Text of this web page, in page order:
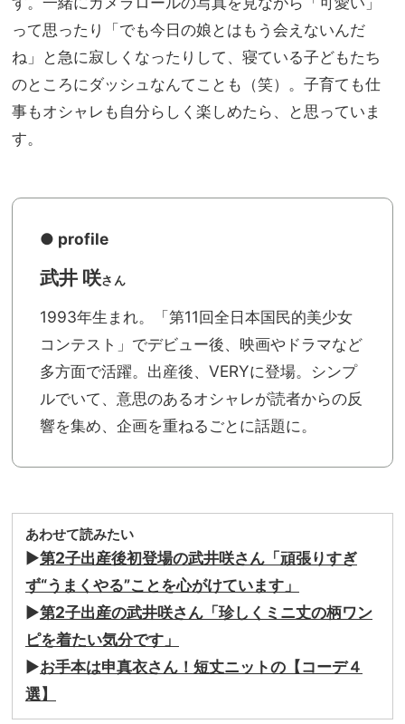
って思ったり「でも今日の娘とはもう会えないんだ
ね」と急に寂しくなったりして、寝ている子どもたち
のところにダッシュなんてことも（笑）。子育ても仕
事もオシャレも自分らしく楽しめたら、と思っていま
す。
● profile
武井 咲さん
1993年生まれ。「第11回全日本国民的美少女
コンテスト」でデビュー後、映画やドラマなど
多方面で活躍。出産後、VERYに登場。シンプ
ルでいて、意思のあるオシャレが読者からの反
響を集め、企画を重ねるごとに話題に。
あわせて読みたい
▶︎第2子出産後初登場の武井咲さん「頑張りすぎ
ず“うまくやる”ことを心がけています」
▶︎第2子出産の武井咲さん「珍しくミニ丈の柄ワン
ピを着たい気分です」
▶︎お手本は申真衣さん！短丈ニットの【コーデ４
選】